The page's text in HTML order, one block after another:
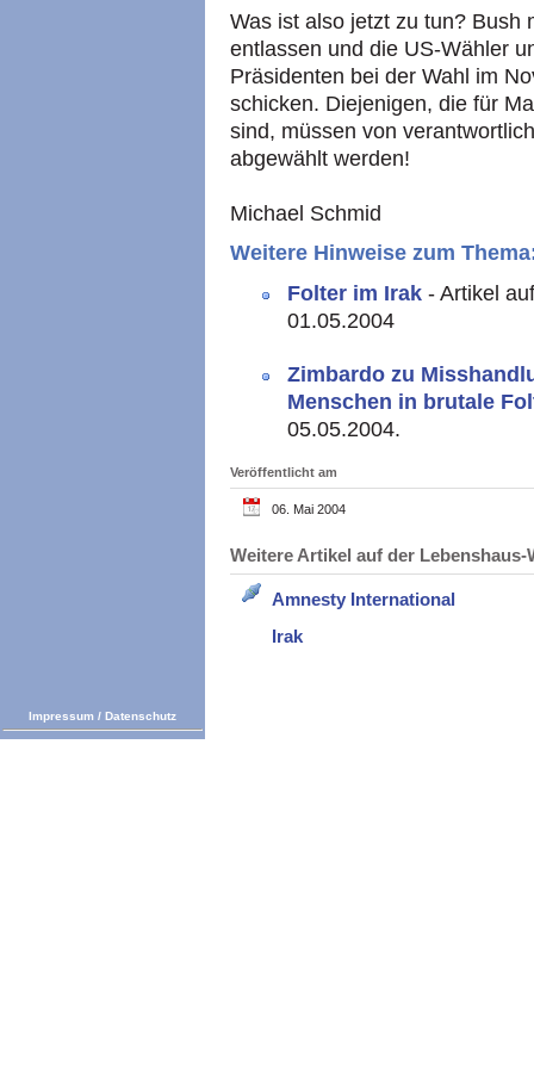
Was ist also jetzt zu tun? Bush
entlassen und die US-Wähler
Präsidenten bei der Wahl im
schicken. Diejenigen, die für
sind, müssen von
abgewählt werden!
Michael Schmid
Weitere Hinweise zum
Folter im Irak - Artikel
01.05.2004
Zimbardo zu
Menschen in brutale
05.05.2004.
Veröffentlicht am
06. Mai 2004
Weitere Artikel auf der
Amnesty International
Irak
Impressum / Datenschutz